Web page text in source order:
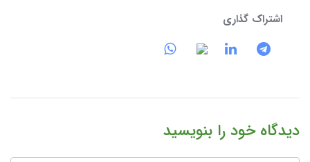
اشتراک گذاری
دیدگاه خود را بنویسید